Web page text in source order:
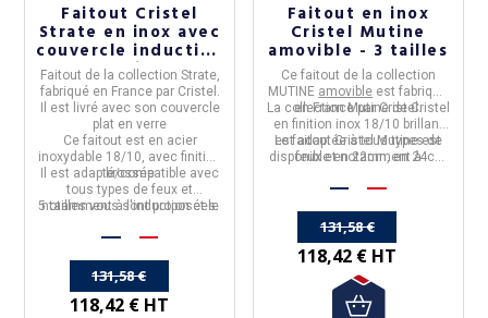
(4 avis)
Faitout Cristel
Strate en inox avec
couvercle induction
- 5 tailles
Faitout de la collection Strate,
fabriqué en France par Cristel.
Il est livré avec son couvercle
plat en verre
Ce faitout est en acier
inoxydable 18/10, avec finition
brossée
Il est adapté/compatible avec
tous types de feux et
notamment à l'induction et le
5 tailles vous sont proposées.
131,58 €
118,42 € HT
Faitout en inox
Cristel Mutine
amovible - 3 tailles
Ce faitout de la collection
MUTINE amovible est fabriqué
enFranceparCristel.
La collection Mutine de Cristel
en finition inox 18/10 brillant
est adaptée à tous types de
feux et notamment à
Le faitout Cristel Mutine est
disponible en 22cm, en 24cm
131,58 €
118,42 € HT